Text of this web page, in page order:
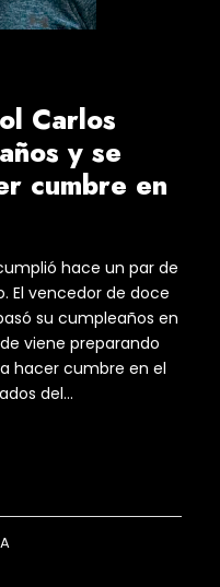
Carlos
y se
cumbre en
hace un par de
El vencedor de doce
su cumpleaños en
viene preparando
hacer cumbre en el
del...